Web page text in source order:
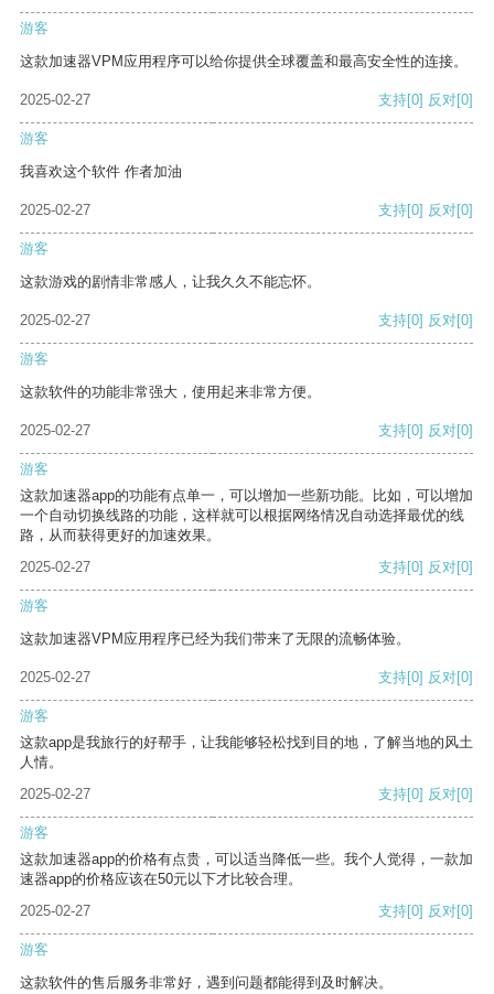
游客
这款加速器VPM应用程序可以给你提供全球覆盖和最高安全性的连接。
2025-02-27 支持[0] 反对[0]
游客
我喜欢这个软件 作者加油
2025-02-27 支持[0] 反对[0]
游客
这款游戏的剧情非常感人，让我久久不能忘怀。
2025-02-27 支持[0] 反对[0]
游客
这款软件的功能非常强大，使用起来非常方便。
2025-02-27 支持[0] 反对[0]
游客
这款加速器app的功能有点单一，可以增加一些新功能。比如，可以增加
一个自动切换线路的功能，这样就可以根据网络情况自动选择最优的线
路，从而获得更好的加速效果。
2025-02-27
支持[0] 反对[0]
游客
这款加速器VPM应用程序已经为我们带来了无限的流畅体验。
2025-02-27 支持[0] 反对[0]
游客
这款app是我旅行的好帮手，让我能够轻松找到目的地，了解当地的风土
人情。
2025-02-27
支持[0] 反对[0]
游客
这款加速器app的价格有点贵，可以适当降低一些。我个人觉得，一款加
速器app的价格应该在50元以下才比较合理。
2025-02-27
支持[0] 反对[0]
游客
这款软件的售后服务非常好，遇到问题都能得到及时解决。